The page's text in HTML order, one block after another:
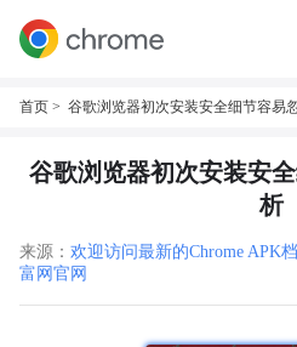
首页 > 谷歌浏览器初次安装安全细节容易
谷歌浏览器初次安装安
析
来源： 欢迎访问最新的Chrome APK
富网官网